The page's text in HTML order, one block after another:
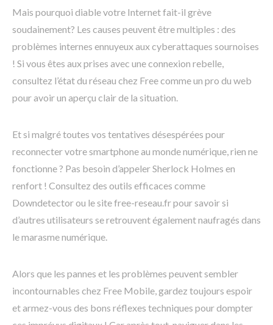
Mais pourquoi diable votre Internet fait-il grève
soudainement? Les causes peuvent être multiples : des
problèmes internes ennuyeux aux cyberattaques sournoises
! Si vous êtes aux prises avec une connexion rebelle,
consultez l’état du réseau chez Free comme un pro du web
pour avoir un aperçu clair de la situation.
Et si malgré toutes vos tentatives désespérées pour
reconnecter votre smartphone au monde numérique, rien ne
fonctionne ? Pas besoin d’appeler Sherlock Holmes en
renfort ! Consultez des outils efficaces comme
Downdetector ou le site free-reseau.fr pour savoir si
d’autres utilisateurs se retrouvent également naufragés dans
le marasme numérique.
Alors que les pannes et les problèmes peuvent sembler
incontournables chez Free Mobile, gardez toujours espoir
et armez-vous des bons réflexes techniques pour dompter